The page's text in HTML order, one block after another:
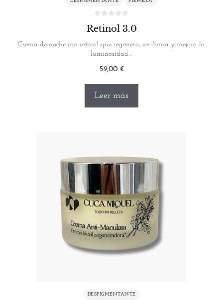
Retinol 3.0
Crema de noche con retinol que regenera, reafirma y mejora la
luminosidad…
59,00 €
Leer más
DESPIGMENTANTE